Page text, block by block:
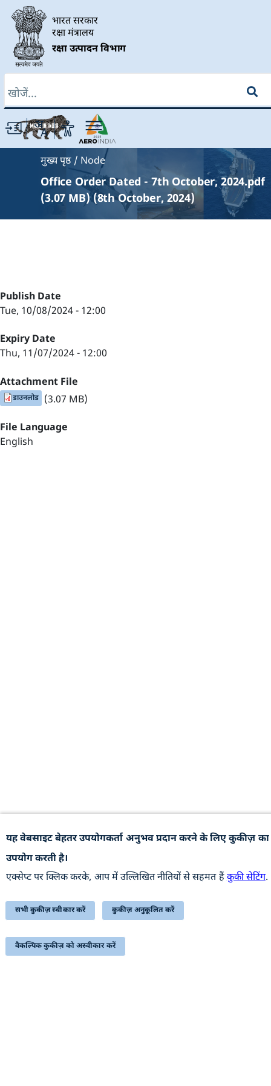
Skip to main content
भारत सरकार
रक्षा मंत्रालय
रक्षा उत्पादन विभाग
मुख्य पृष्ठ Node
Office Order Dated - 7th October, 2024.pdf
(3.07 MB) (8th October, 2024)
Publish Date
Tue, 10/08/2024 - 12:00
Expiry Date
Thu, 11/07/2024 - 12:00
Attachment File
डाउनलोड (3.07 MB)
File Language
English
यह वेबसाइट बेहतर उपयोगकर्ता अनुभव प्रदान करने के लिए कुकीज़ का
उपयोग करती है।
एक्सेप्ट पर क्लिक करके, आप में उल्लिखित नीतियों से सहमत हैंकुकी सेटिंग.
सभी कुकीज़ स्वीकार करें कुकीज़ अनुकूलित करें
वैकल्पिक कुकीज़ को अस्वीकार करें
उपयोगी कड़ियां
पुरालेख
वेबसाइट की नीतियाँ
सहायता
सम्बंधित लिंक्स